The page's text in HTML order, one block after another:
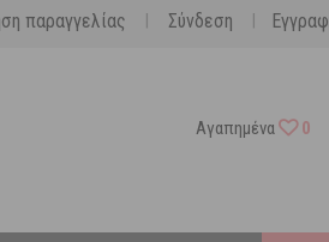
παραγγελίας | Σύνδεση |
Αγαπημένα 0